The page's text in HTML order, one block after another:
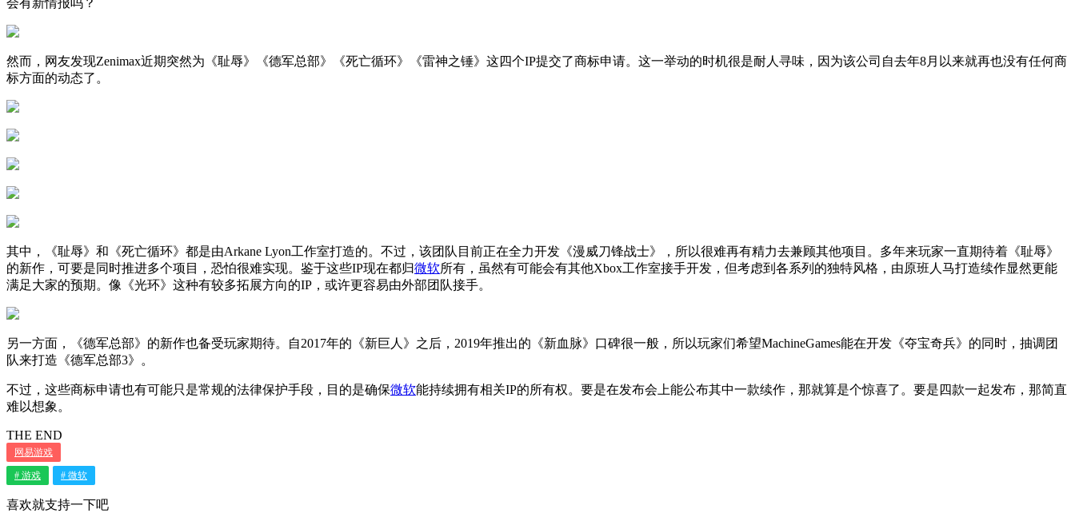
然而，网友发现Zenimax近期突然为《耻辱》《德军总部》《死亡循环》《雷神之锤》这四个IP提交了商标申请。这一举动的时机很是耐人寻味，因为该公司自去年8月以来就再也没有任何商
标方面的动态了。
其中，《耻辱》和《死亡循环》都是由Arkane Lyon工作室打造的。不过，该团队目前正在全力开发《漫威刀锋战士》，所以很难再有精力去兼顾其他项目。多年来玩家一直期待着《耻辱》
的新作，可要是同时推进多个项目，恐怕很难实现。鉴于这些IP现在都归微软所有，虽然有可能会有其他Xbox工作室接手开发，但考虑到各系列的独特风格，由原班人马打造续作显然更能
满足大家的预期。像《光环》这种有较多拓展方向的IP，或许更容易由外部团队接手。
另一方面，《德军总部》的新作也备受玩家期待。自2017年的《新巨人》之后，2019年推出的《新血脉》口碑很一般，所以玩家们希望MachineGames能在开发《夺宝奇兵》的同时，抽调团
队来打造《德军总部3》。
不过，这些商标申请也有可能只是常规的法律保护手段，目的是确保微软能持续拥有相关IP的所有权。要是在发布会上能公布其中一款续作，那就算是个惊喜了。要是四款一起发布，那简直
难以想象。
THE END
网易游戏
# 游戏 # 微软
喜欢就支持一下吧